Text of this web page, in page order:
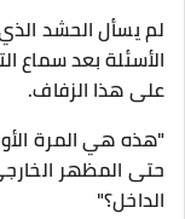
لم يسأل الحشد
الأسئلة بعد سماع
على هذا الزفاف.
"هذه هي المرة
حتى المظهر
الداخل؟"